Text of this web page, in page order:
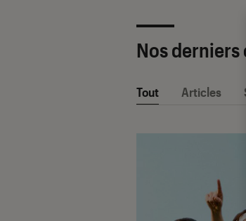
Nos derniers
Tout Articles